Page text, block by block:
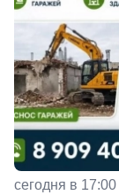
сегодня в 17:00